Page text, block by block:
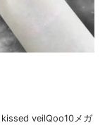
veilQoo10メガ